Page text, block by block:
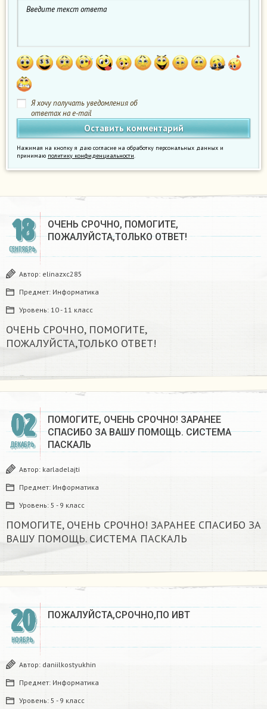
Я хочу получать уведомления об
ответах на e-mail
Нажимая на кнопку я даю согласие на обработку персональных данных и
принимаю политику конфиденциальности.
18
СЕНТЯБРЬ
ОЧЕНЬ СРОЧНО, ПОМОГИТЕ,
ПОЖАЛУЙСТА,ТОЛЬКО ОТВЕТ!​
Автор: elinazxc285
Предмет: Информатика
Уровень: 10 - 11 класс
ОЧЕНЬ СРОЧНО, ПОМОГИТЕ,
ПОЖАЛУЙСТА,ТОЛЬКО ОТВЕТ!​
02
ДЕКАБРЬ
ПОМОГИТЕ, ОЧЕНЬ СРОЧНО! ЗАРАНЕЕ
СПАСИБО ЗА ВАШУ ПОМОЩЬ. СИСТЕМА
ПАСКАЛЬ ​
Автор: karladelajti
Предмет: Информатика
Уровень: 5 - 9 класс
ПОМОГИТЕ, ОЧЕНЬ СРОЧНО! ЗАРАНЕЕ СПАСИБО ЗА
ВАШУ ПОМОЩЬ. СИСТЕМА ПАСКАЛЬ ​
20
НОЯБРЬ
ПОЖАЛУЙСТА,СРОЧНО,ПО ИВТ
Автор: daniilkostyukhin
Предмет: Информатика
Уровень: 5 - 9 класс